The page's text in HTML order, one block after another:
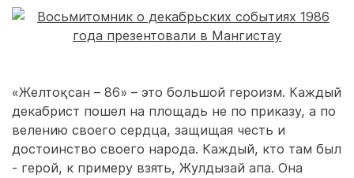
«Желтоқсан – 86» – это большой героизм. Каждый
декабрист пошел на площадь не по приказу, а по
велению своего сердца, защищая честь и
достоинство своего народа. Каждый, кто там был
- герой, к примеру взять, Жулдызай апа. Она